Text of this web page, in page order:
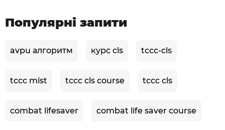
Популярні запити
avpu алгоритм курс cls tccc-cls
tccc mist tccc cls course tccc cls
combat lifesaver combat life saver course